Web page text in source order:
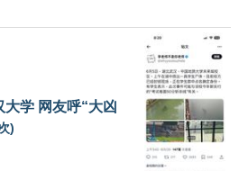
学 网友呼“大凶
)